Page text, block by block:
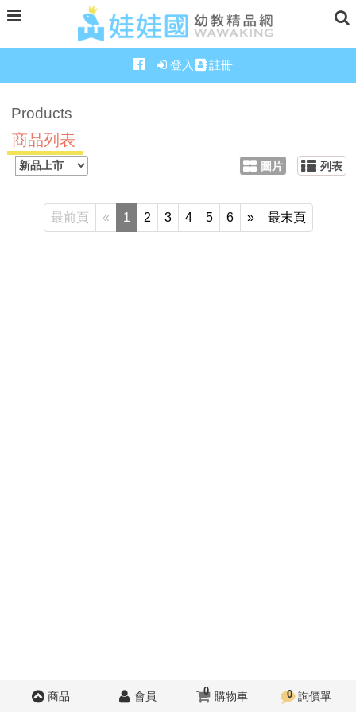
登入 註冊
Products
商品列表
圖片 列表
最前頁 « 1 2 3 4 5 6 » 最末頁
商品 會員 0 購物車 0 詢價單